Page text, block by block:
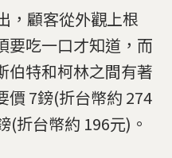
，顧客從外觀上根
要吃一口才知道，而
伯特和柯林之間有著
價 7鎊(折台幣約 274
(折台幣約 196元)。